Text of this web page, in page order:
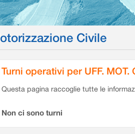
Civile
Turni operativi per UFF. MOT.
Questa pagina raccoglie tutte le
Non ci sono turni